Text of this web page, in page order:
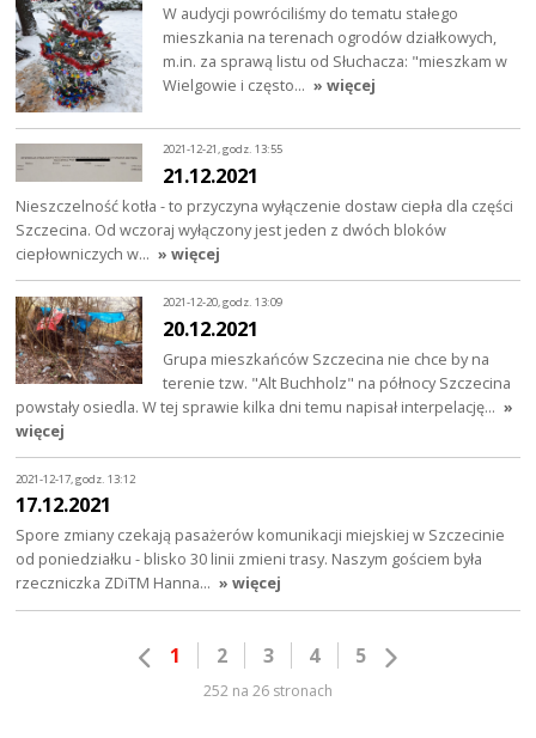
W audycji powróciliśmy do tematu stałego
mieszkania na terenach ogrodów działkowych,
m.in. za sprawą listu od Słuchacza: "mieszkam w
Wielgowie i często… » więcej
2021-12-21, godz. 13:55
21.12.2021
Nieszczelność kotła - to przyczyna wyłączenie dostaw ciepła dla części
Szczecina. Od wczoraj wyłączony jest jeden z dwóch bloków
ciepłowniczych w… » więcej
2021-12-20, godz. 13:09
20.12.2021
Grupa mieszkańców Szczecina nie chce by na
terenie tzw. "Alt Buchholz" na północy Szczecina
powstały osiedla. W tej sprawie kilka dni temu napisał interpelację… »
więcej
2021-12-17, godz. 13:12
17.12.2021
Spore zmiany czekają pasażerów komunikacji miejskiej w Szczecinie
od poniedziałku - blisko 30 linii zmieni trasy. Naszym gościem była
rzeczniczka ZDiTM Hanna… » więcej
1 2 3 4 5
252 na 26 stronach